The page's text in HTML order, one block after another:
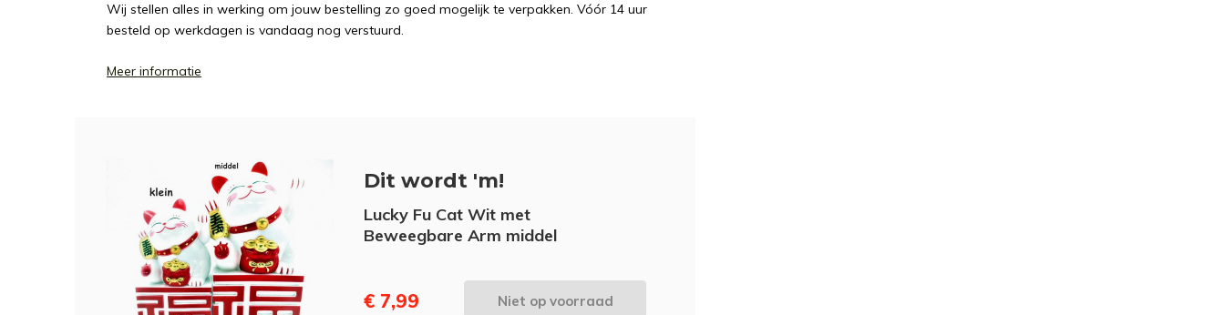
Wij stellen alles in werking om jouw bestelling zo goed mogelijk te verpakken. Vóór 14 uur
besteld op werkdagen is vandaag nog verstuurd.
Meer informatie
Dit wordt 'm!
Lucky Fu Cat Wit met
Beweegbare Arm middel
€ 7,99 Niet op voorraad